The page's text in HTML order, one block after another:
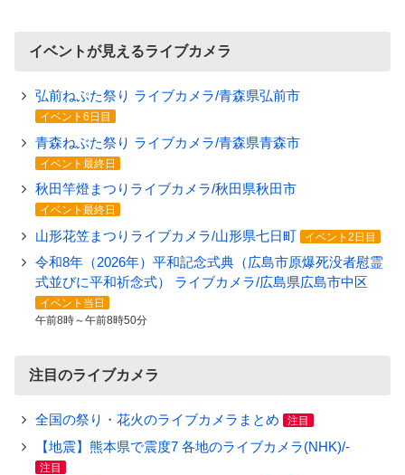
イベントが見えるライブカメラ
弘前ねぷた祭り ライブカメラ/青森県弘前市
イベント6日目
青森ねぶた祭り ライブカメラ/青森県青森市
イベント最終日
秋田竿燈まつりライブカメラ/秋田県秋田市
イベント最終日
山形花笠まつりライブカメラ/山形県七日町 イベント2日目
令和8年（2026年）平和記念式典（広島市原爆死没者慰霊
式並びに平和祈念式） ライブカメラ/広島県広島市中区
イベント当日
午前8時～午前8時50分
注目のライブカメラ
全国の祭り・花火のライブカメラまとめ 注目
【地震】熊本県で震度7 各地のライブカメラ(NHK)/-
注目